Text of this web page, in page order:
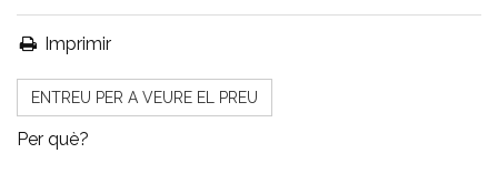
Imprimir
ENTREU PER A VEURE EL PREU
Per què?